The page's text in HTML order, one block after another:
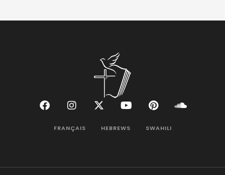
FRANÇAIS HEBREWS SWAHILI